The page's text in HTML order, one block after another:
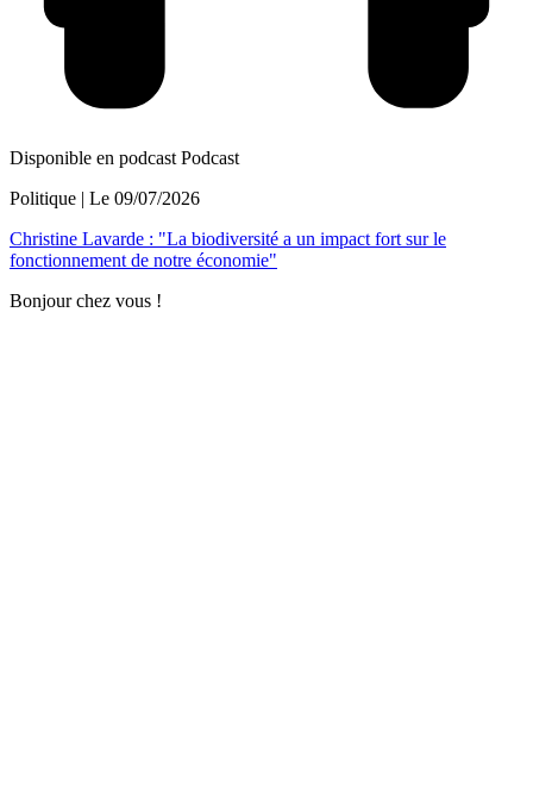
Disponible en podcast Podcast
Politique | Le 09/07/2026
Christine Lavarde : "La biodiversité a un impact fort sur le
fonctionnement de notre économie"
Bonjour chez vous !